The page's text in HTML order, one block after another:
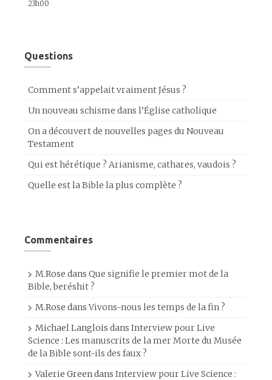
23h00
Questions
Comment s’appelait vraiment Jésus ?
Un nouveau schisme dans l’Église catholique
On a découvert de nouvelles pages du Nouveau
Testament
Qui est hérétique ? Arianisme, cathares, vaudois ?
Quelle est la Bible la plus complète ?
Commentaires
M.Rose dans Que signifie le premier mot de la
Bible, beréshit ?
M.Rose dansVivons-nous les temps de la fin ?
Michael Langlois dans Interview pour Live
Science : Les manuscrits de la mer Morte du Musée
de la Bible sont-ils des faux ?
Valerie Greendans Interview pour Live Science :